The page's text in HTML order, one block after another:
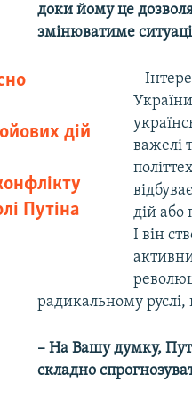
доки йому це
змінюватиме
дій
Путіна
–
важелі
дій або
І він
радикальному
– На Вашу думку,
складно